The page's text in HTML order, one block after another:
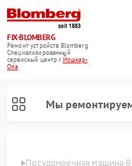
FIX-BLOMBERG
Ремонт устройств Blomberg
Специализированный
cервисный центр г.Йошкар-
Ола
Мы
Оле Посудомоечная машина